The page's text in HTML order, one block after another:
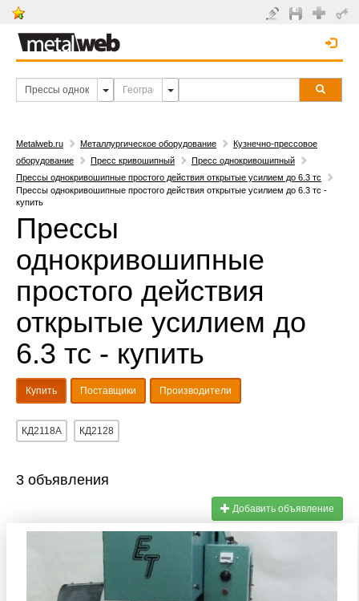
Metalweb.ru Металлургическое оборудование
Кузнечно-прессовое
оборудование
Пресс кривошипный
Пресс однокривошипный
Прессы однокривошипные простого действия открытые усилием до 6.3 тс
Прессы однокривошипные простого действия открытые усилием до 6.3 тс -
купить
Прессы
однокривошипные
простого действия
открытые усилием до
6.3 тс - купить
Купить Поставщики Производители
КД2118А КД2128
3 объявления
Добавить объявление